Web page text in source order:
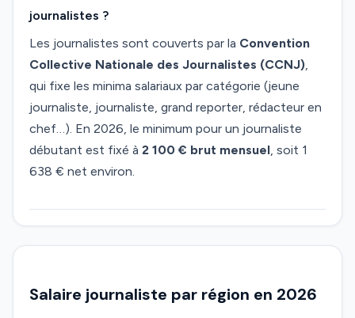
journalistes ?
Les journalistes sont couverts par la Convention
Collective Nationale des Journalistes (CCNJ),
qui fixe les minima salariaux par catégorie (jeune
journaliste, journaliste, grand reporter, rédacteur en
chef…). En 2026, le minimum pour un journaliste
débutant est fixé à 2 100 € brut mensuel, soit 1
638 € net environ.
Salaire journaliste par région en 2026